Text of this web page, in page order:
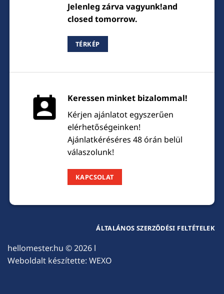
Jelenleg zárva vagyunk!and
closed tomorrow.
TÉRKÉP
Keressen minket bizalommal!
Kérjen ajánlatot egyszerűen
elérhetőségeinken!
Ajánlatkéréséres 48 órán belül
válaszolunk!
KAPCSOLAT
hellomester.hu © 2026 l
Weboldalt készítette: WEXO
ÁLTALÁNOS SZERZŐDÉSI FELTÉTELEK